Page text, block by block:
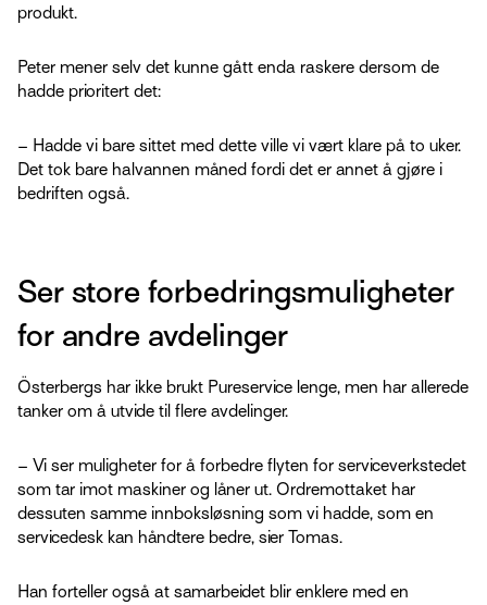
produkt.
Peter mener selv det kunne gått enda raskere dersom de
hadde prioritert det:
– Hadde vi bare sittet med dette ville vi vært klare på to uker.
Det tok bare halvannen måned fordi det er annet å gjøre i
bedriften også.
Ser store forbedringsmuligheter
for andre avdelinger
Österbergs har ikke brukt Pureservice lenge, men har allerede
tanker om å utvide til flere avdelinger.
– Vi ser muligheter for å forbedre flyten for serviceverkstedet
som tar imot maskiner og låner ut. Ordremottaket har
dessuten samme innboksløsning som vi hadde, som en
servicedesk kan håndtere bedre, sier Tomas.
Han forteller også at samarbeidet blir enklere med en